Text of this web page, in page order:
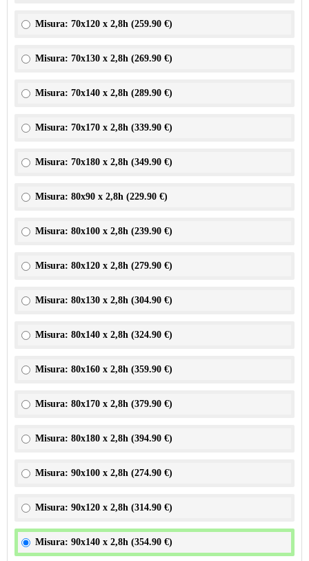
Misura: 70x120 x 2,8h (259.90 €)
Misura: 70x130 x 2,8h (269.90 €)
Misura: 70x140 x 2,8h (289.90 €)
Misura: 70x170 x 2,8h (339.90 €)
Misura: 70x180 x 2,8h (349.90 €)
Misura: 80x90 x 2,8h (229.90 €)
Misura: 80x100 x 2,8h (239.90 €)
Misura: 80x120 x 2,8h (279.90 €)
Misura: 80x130 x 2,8h (304.90 €)
Misura: 80x140 x 2,8h (324.90 €)
Misura: 80x160 x 2,8h (359.90 €)
Misura: 80x170 x 2,8h (379.90 €)
Misura: 80x180 x 2,8h (394.90 €)
Misura: 90x100 x 2,8h (274.90 €)
Misura: 90x120 x 2,8h (314.90 €)
Misura: 90x140 x 2,8h (354.90 €)